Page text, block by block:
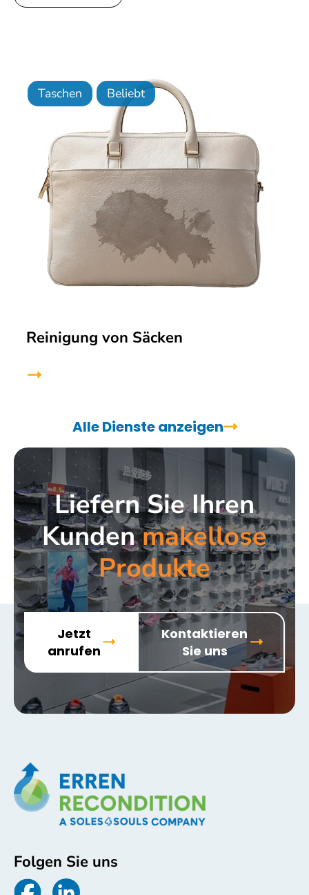
Taschen Beliebt
Reinigung von Säcken
Alle Dienste anzeigen
Liefern Sie Ihren
Kundenmakellose
Produkte
Jetzt
anrufen
Kontaktieren
Sie uns
Folgen Sie uns